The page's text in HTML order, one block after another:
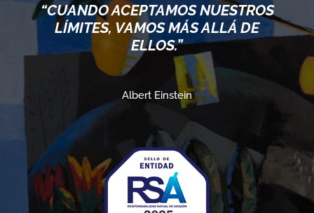
“CUANDO ACEPTAMOS NUESTROS
LÍMITES, VAMOS MÁS ALLÁ DE
ELLOS.”
Albert Einstein